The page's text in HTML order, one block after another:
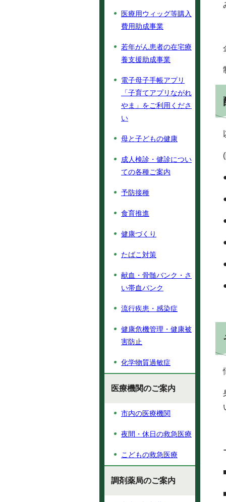
医療用ウィッグ等購入
費用助成事業
若年がん患者の在宅療
養支援助成事業
電子母子手帳アプリ
「子育てアプリながれ
やま」をご利用くださ
い
母と子どもの健康
成人検診・健診につい
ての各種ご案内
予防接種
食育推進
健康づくり
たばこ対策
献血・骨髄バンク・さ
い帯血バンク
流行疾患・感染症
健康危機管理・健康被
害防止
化学物質過敏症
医療機関のご案内
市内の医療機関
夜間・休日の救急医療
こどもの救急医療
調剤薬局のご案内